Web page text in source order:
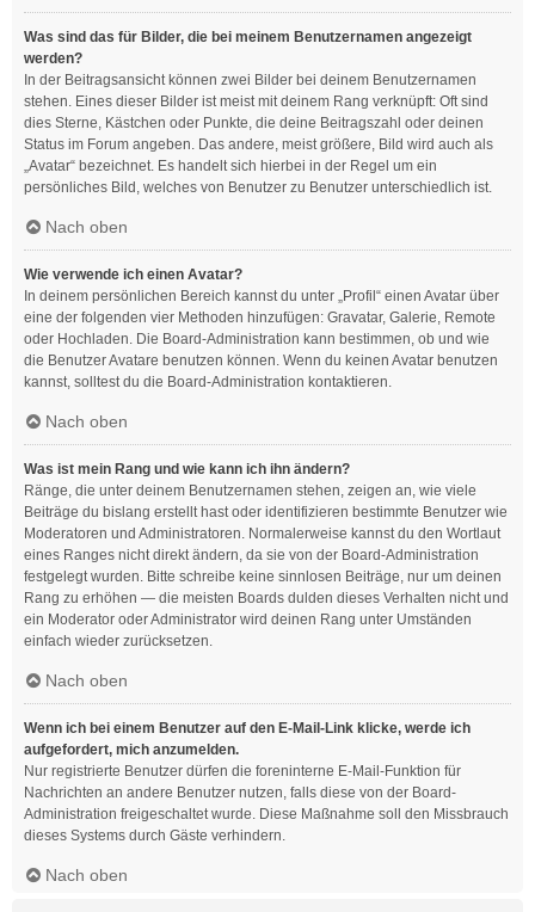
Was sind das für Bilder, die bei meinem Benutzernamen angezeigt
werden?
In der Beitragsansicht können zwei Bilder bei deinem Benutzernamen
stehen. Eines dieser Bilder ist meist mit deinem Rang verknüpft: Oft sind
dies Sterne, Kästchen oder Punkte, die deine Beitragszahl oder deinen
Status im Forum angeben. Das andere, meist größere, Bild wird auch als
„Avatar“ bezeichnet. Es handelt sich hierbei in der Regel um ein
persönliches Bild, welches von Benutzer zu Benutzer unterschiedlich ist.
Nach oben
Wie verwende ich einen Avatar?
In deinem persönlichen Bereich kannst du unter „Profil“ einen Avatar über
eine der folgenden vier Methoden hinzufügen: Gravatar, Galerie, Remote
oder Hochladen. Die Board-Administration kann bestimmen, ob und wie
die Benutzer Avatare benutzen können. Wenn du keinen Avatar benutzen
kannst, solltest du die Board-Administration kontaktieren.
Nach oben
Was ist mein Rang und wie kann ich ihn ändern?
Ränge, die unter deinem Benutzernamen stehen, zeigen an, wie viele
Beiträge du bislang erstellt hast oder identifizieren bestimmte Benutzer wie
Moderatoren und Administratoren. Normalerweise kannst du den Wortlaut
eines Ranges nicht direkt ändern, da sie von der Board-Administration
festgelegt wurden. Bitte schreibe keine sinnlosen Beiträge, nur um deinen
Rang zu erhöhen — die meisten Boards dulden dieses Verhalten nicht und
ein Moderator oder Administrator wird deinen Rang unter Umständen
einfach wieder zurücksetzen.
Nach oben
Wenn ich bei einem Benutzer auf den E-Mail-Link klicke, werde ich
aufgefordert, mich anzumelden.
Nur registrierte Benutzer dürfen die foreninterne E-Mail-Funktion für
Nachrichten an andere Benutzer nutzen, falls diese von der Board-
Administration freigeschaltet wurde. Diese Maßnahme soll den Missbrauch
dieses Systems durch Gäste verhindern.
Nach oben